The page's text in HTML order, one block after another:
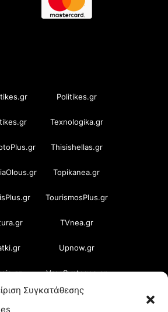
Συγκατάθεσης
Politikes.gr
Texnologika.gr
Thisishellas.gr
Topikanea.gr
TourismosPlus.gr
TVnea.gr
Upnow.gr
VresSyntages.gr
Xristianika.gr